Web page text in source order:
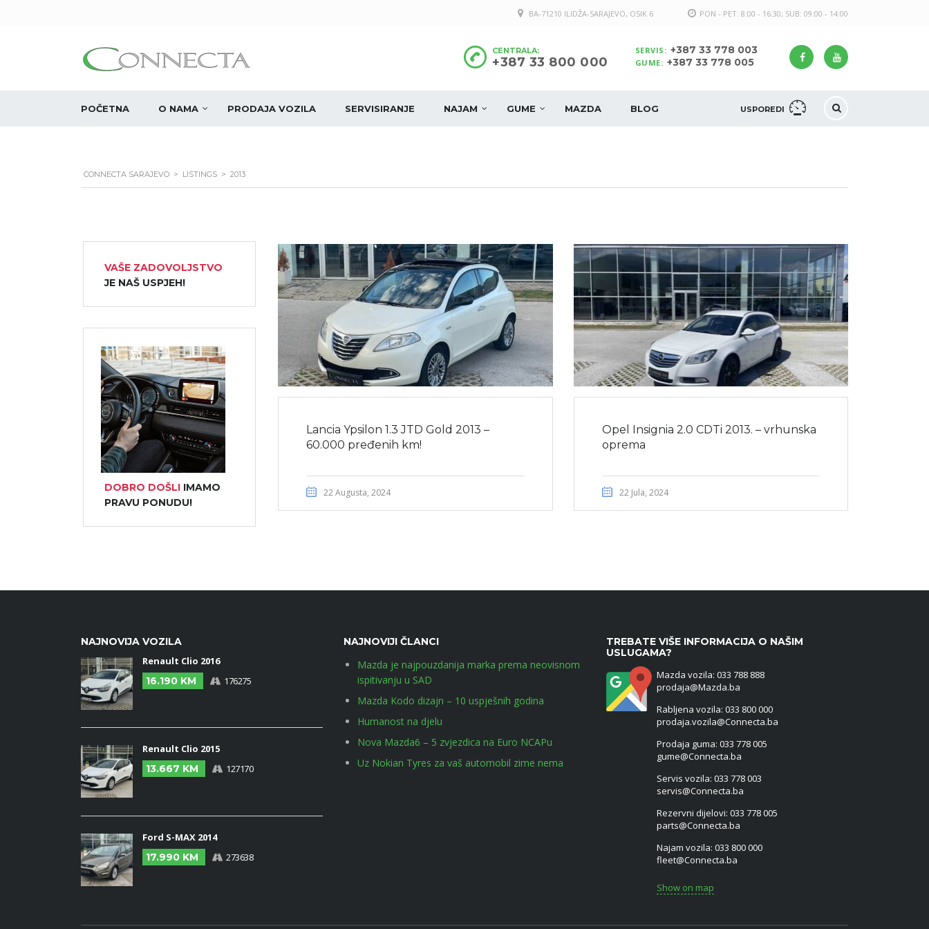
PON - PET: 8:00 - 16:30; SUB: 09:00 - 14:00
BA-71210 ILIDŽA-SARAJEVO, OSIK 6
SERVIS: +387 33 778 003
GUME: +387 33 778 005
CENTRALA:
+387 33 800 000
USPOREDI
POČETNA O NAMA PRODAJA VOZILA SERVISIRANJE NAJAM GUME MAZDA BLOG
CONNECTA SARAJEVO > LISTINGS > 2013
Lancia Ypsilon 1.3 JTD Gold 2013 –
60.000 pređenih km!
22 Augusta, 2024
Opel Insignia 2.0 CDTi 2013. – vrhunska
oprema
22 Jula, 2024
VAŠE ZADOVOLJSTVO
JE NAŠ USPJEH!
DOBRO DOŠLI IMAMO
PRAVU PONUDU!
NAJNOVIJA VOZILA
Renault Clio 2016
16.190 KM
176275
Renault Clio 2015
13.667 KM
127170
Ford S-MAX 2014
17.990 KM
273638
NAJNOVIJI ČLANCI
Mazda je najpouzdanija marka prema neovisnom
ispitivanju u SAD
Mazda Kodo dizajn – 10 uspješnih godina
Humanost na djelu
Nova Mazda6 – 5 zvjezdica na Euro NCAPu
Uz Nokian Tyres za vaš automobil zime nema
TREBATE VIŠE INFORMACIJA O NAŠIM
USLUGAMA?
Mazda vozila: 033 788 888
prodaja@Mazda.ba
Rabljena vozila: 033 800 000
prodaja.vozila@Connecta.ba
Prodaja guma: 033 778 005
gume@Connecta.ba
Servis vozila: 033 778 003
servis@Connecta.ba
Rezervni dijelovi: 033 778 005
parts@Connecta.ba
Najam vozila: 033 800 000
fleet@Connecta.ba
Show on map